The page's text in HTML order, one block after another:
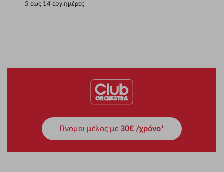
5 έως 14 εργ.ημέρες
Γίνομαι μέλος με 30€ /χρόνο*